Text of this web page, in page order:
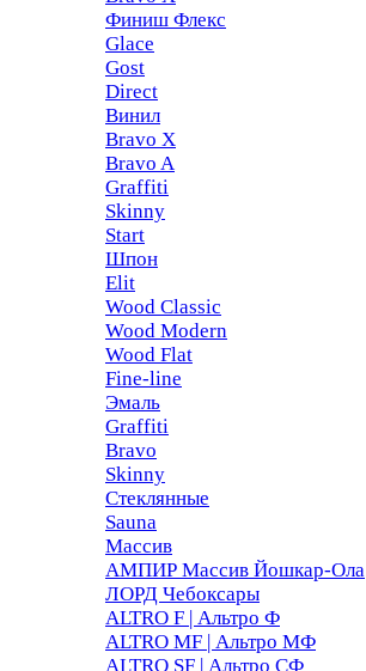
Финиш Флекс
Glace
Gost
Direct
Винил
Bravo X
Bravo A
Graffiti
Skinny
Start
Шпон
Elit
Wood Classic
Wood Modern
Wood Flat
Fine-line
Эмаль
Graffiti
Bravo
Skinny
Стеклянные
Sauna
Массив
АМПИР Массив Йошкар-Ола
ЛОРД Чебоксары
ALTRO F | Альтро Ф
ALTRO MF | Альтро МФ
ALTRO SF | Альтро СФ